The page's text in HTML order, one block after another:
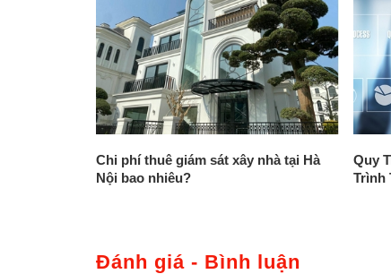
Chi phí thuê giám sát xây nhà tại Hà
Nội bao nhiêu?
Quy
Trình
Đánh giá - Bình luận